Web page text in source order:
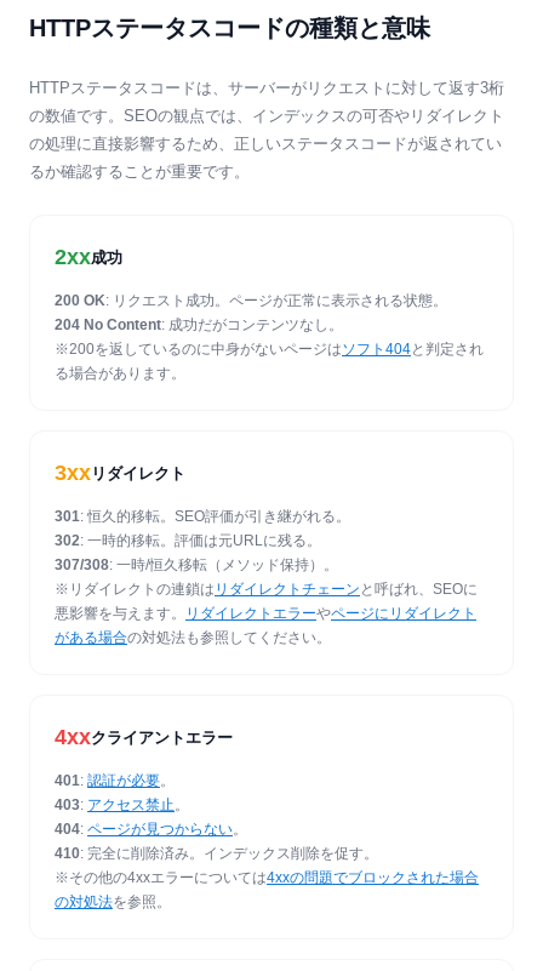
HTTPステータスコードの種類と意味
HTTPステータスコードは、サーバーがリクエストに対して返す3桁
の数値です。SEOの観点では、インデックスの可否やリダイレクト
の処理に直接影響するため、正しいステータスコードが返されてい
るか確認することが重要です。
2xx成功
200 OK: リクエスト成功。ページが正常に表示される状態。
204 No Content: 成功だがコンテンツなし。
※200を返しているのに中身がないページはソフト404と判定され
る場合があります。
3xx リダイレクト
301: 恒久的移転。SEO評価が引き継がれる。
302: 一時的移転。評価は元URLに残る。
307/308: 一時/恒久移転（メソッド保持）。
※リダイレクトの連鎖は リダイレクトチェーン と呼ばれ、SEOに
悪影響を与えます。
リダイレクトエラーやページにリダイレクト
がある場合の対処法も参照してください。
4xxクライアントエラー
401: 認証が必要。
403: アクセス禁止。
404: ページが見つからない。
410: 完全に削除済み。インデックス削除を促す。
※その他の4xxエラーについては4xxの問題でブロックされた場合
の対処法を参照。